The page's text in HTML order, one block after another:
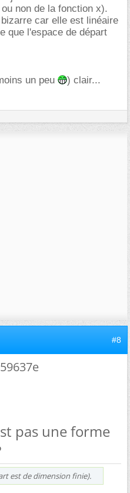
non de la fonction x).
car elle est linéaire
que l'espace de départ
un peu ) clair...
#8
pas une forme
est de dimension finie).